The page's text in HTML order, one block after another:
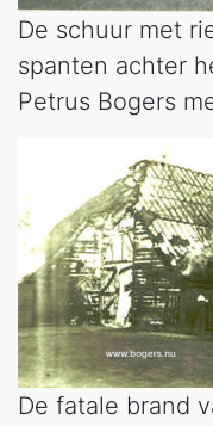
De schuur met
spanten achter
Petrus Bogers
De fatale brand